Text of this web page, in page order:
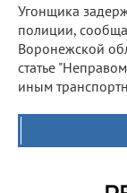
Угонщика
полиции,
Воронежской
статье
иным